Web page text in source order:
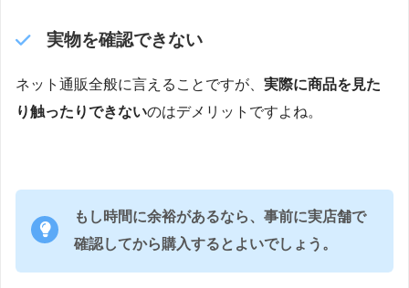
実物を確認できない
ネット通販全般に言えることですが、 実際に商品を見た
り触ったりできないのはデメリットですよね。
もし時間に余裕があるなら、事前に実店舗で
確認してから購入するとよいでしょう。